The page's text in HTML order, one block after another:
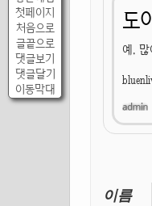
첫페이지
처음으로
글끝으로
댓글보기
댓글달기
이동막대
도
예. 많
이름